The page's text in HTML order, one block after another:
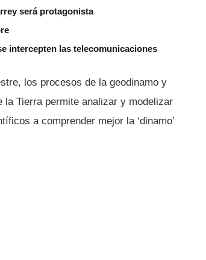
será protagonista
intercepten las telecomunicaciones
los procesos de la geodinamo y
la Tierra permite analizar y modelizar
a comprender mejor la ‘dinamo’